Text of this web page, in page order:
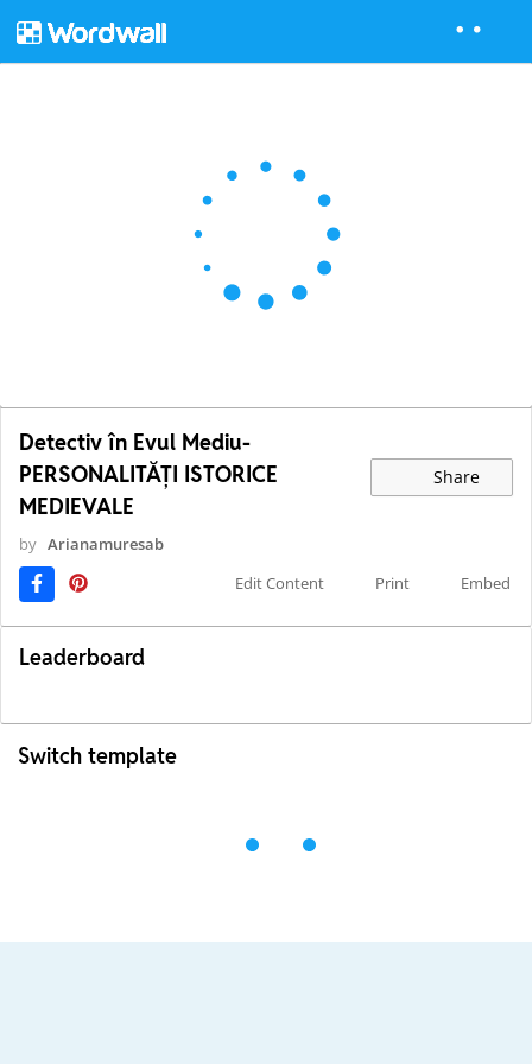
Detectiv în Evul Mediu-
PERSONALITĂȚI ISTORICE
MEDIEVALE
Share
by Arianamuresab
Edit Content
Print Embed
Leaderboard
Switch template